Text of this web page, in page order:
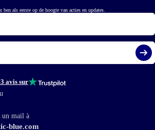
18 nov 2024
kunnen worden doorgeslikt. Geen nare
als eerste op de hoogte van acties en updates.
avis sur
un mail à
blue.com